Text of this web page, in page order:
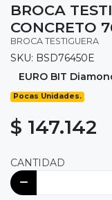
BROCA
CONCRETO
BROCA TESTIGUERA
SKU: BSD76450E
EURO BIT
Pocas Unidades.
$ 147.142
CANTIDAD